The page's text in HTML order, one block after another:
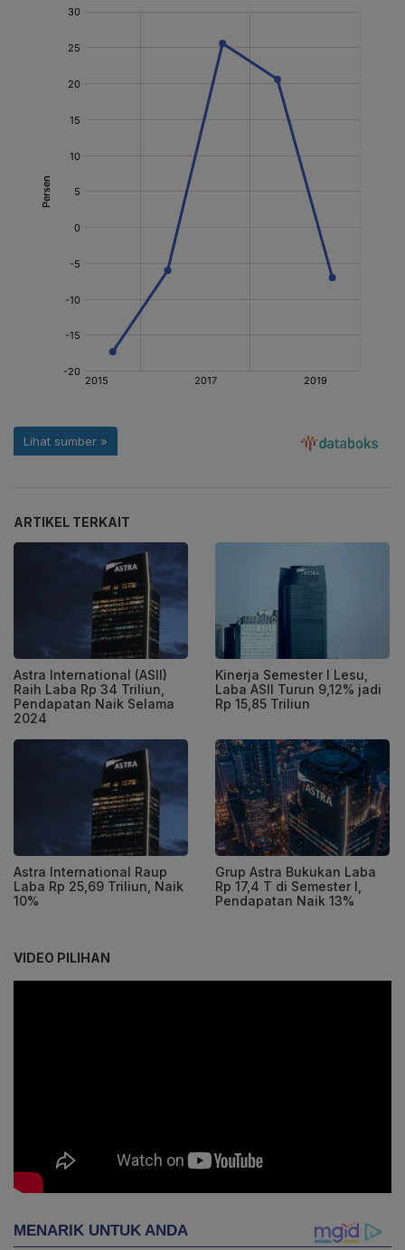
ARTIKEL TERKAIT
Astra International (ASII)
Raih Laba Rp 34 Triliun,
Pendapatan Naik Selama
2024
Kinerja Semester I Lesu,
Laba ASII Turun 9,12% jadi
Rp 15,85 Triliun
Astra International Raup
Laba Rp 25,69 Triliun, Naik
10%
Grup Astra Bukukan Laba
Rp 17,4 T di Semester I,
Pendapatan Naik 13%
VIDEO PILIHAN